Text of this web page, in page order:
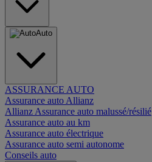
Auto
ASSURANCE AUTO
Assurance auto Allianz
Allianz Assurance auto malussé/résilié
Assurance auto au km
Assurance auto électrique
Assurance auto semi autonome
Conseils auto